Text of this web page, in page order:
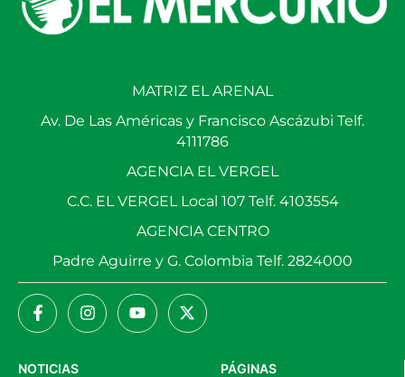
PÁGINAS
NOTICIAS
MATRIZ EL ARENAL
Av. De Las Américas y Francisco Ascázubi Telf.
4111786
AGENCIA EL VERGEL
C.C. EL VERGEL Local 107 Telf. 4103554
AGENCIA CENTRO
Padre Aguirre y G. Colombia Telf. 2824000